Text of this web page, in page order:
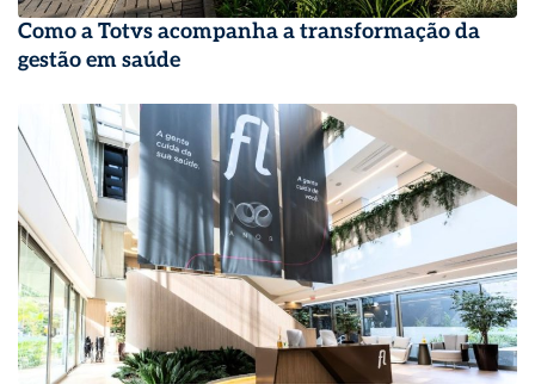
Como a Totvs acompanha a transformação da
gestão em saúde